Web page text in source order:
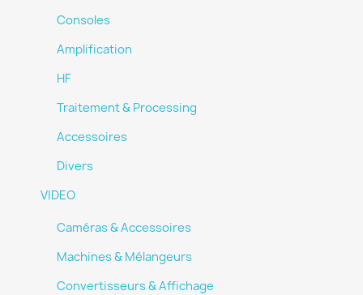
Consoles
Amplification
HF
Traitement & Processing
Accessoires
Divers
VIDEO
Caméras & Accessoires
Machines & Mélangeurs
Convertisseurs & Affichage